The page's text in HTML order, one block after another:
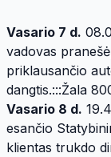
Vasario 7 d.
vadovas
priklausančio
dangtis.:::Žala
Vasario 8 d.
esančio
klientas trukdo